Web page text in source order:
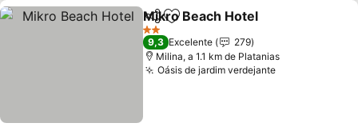
PartilharAdicionar aos favoritos
Mikro Βeach Ηotel
2 Estrelas
9,3 Excelente
279
Milina, a 1.1 km de Platanias
Oásis de jardim verdejanteVer preços